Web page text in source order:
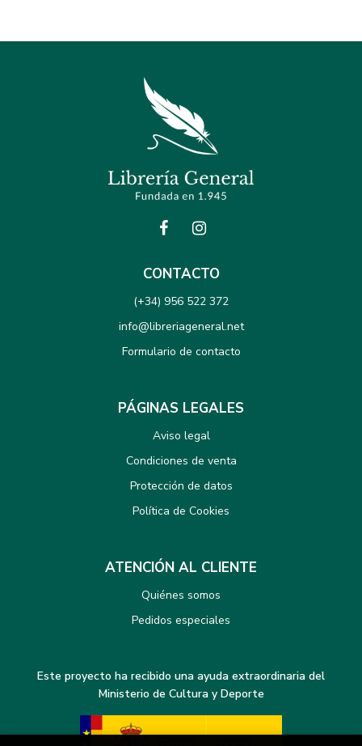
CONTACTO
(+34) 956 522 372
info@libreriageneral.net
Formulario de contacto
PÁGINAS LEGALES
Aviso legal
Condiciones de venta
Protección de datos
Política de Cookies
ATENCIÓN AL CLIENTE
Quiénes somos
Pedidos especiales
Este proyecto ha recibido una ayuda extraordinaria del
Ministerio de Cultura y Deporte